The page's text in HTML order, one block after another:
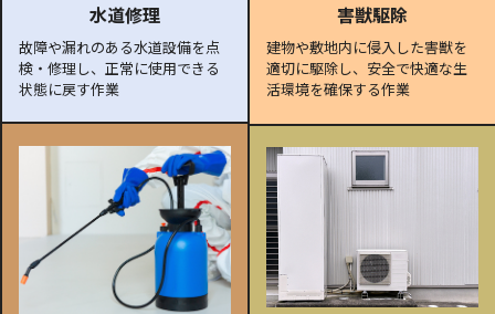
水道修理
故障や漏れのある水道設備を点
検・修理し、正常に使用できる
状態に戻す作業
害獣駆除
建物や敷地内に侵入した害獣を
適切に駆除し、安全で快適な生
活環境を確保する作業